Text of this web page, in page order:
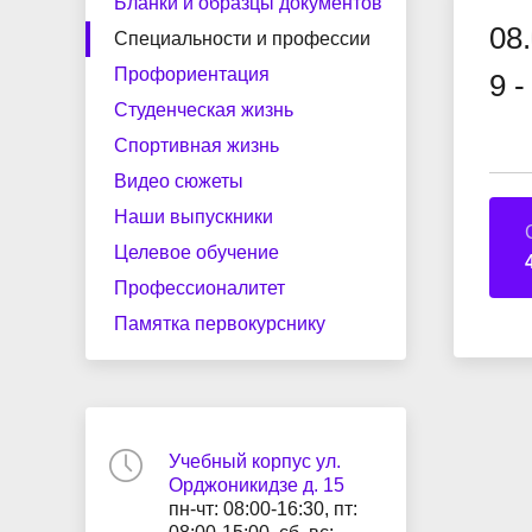
Структура
Сведения о доходах
Фото-галерея
Виртуальная приемная
Добровольные пожертвования
Наши выпускники
Документы и справки
Рабочие программы воспитания
и календарные планы ВР
Студенческий спортивный клуб
Импульс
Конкурсная деятельность
Специальности и профессии
Профориентация
Студенческая жизнь
Спортивная жизнь
Видео сюжеты
Наши выпускники
Целевое обучение
Профессионалитет
Памятка первокурснику
Учебный корпус ул.
Орджоникидзе д. 15
пн-чт: 08:00-16:30, пт:
9 -